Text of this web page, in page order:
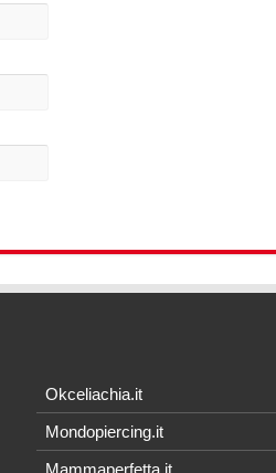
Okceliachia.it
Mondopiercing.it
Mammaperfetta.it